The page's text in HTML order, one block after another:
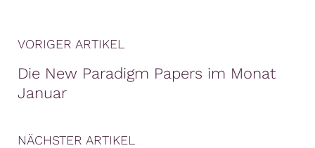
VORIGER ARTIKEL
Die New Paradigm Papers im Monat
Januar
NÄCHSTER ARTIKEL